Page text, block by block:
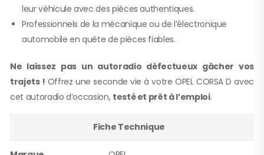
leur véhicule avec des pièces authentiques.
Professionnels de la mécanique ou de l’électronique
automobile en quête de pièces fiables.
Ne laissez pas un autoradio défectueux gâcher vos
trajets ! Offrez une seconde vie à votre OPEL CORSA D avec
cet autoradio d’occasion, testé et prêt à l’emploi.
Fiche Technique